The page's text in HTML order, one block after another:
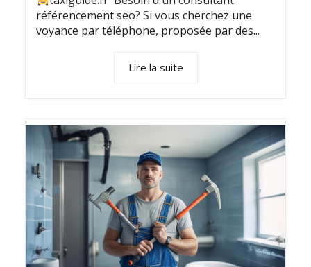
référencement seo? Si vous cherchez une
voyance par téléphone, proposée par des...
Lire la suite